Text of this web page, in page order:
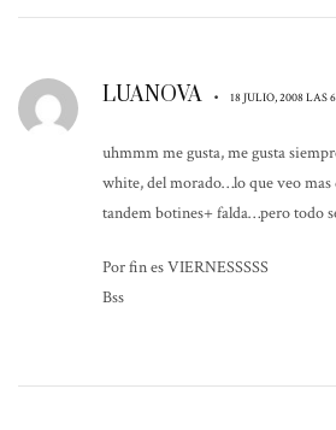
LUANOVA • 18 JULIO, 2008 LAS
uhmmm me gusta, me gusta
white, del morado…lo que veo
tandem botines+ falda…pero todo
Por fin es VIERNESSSSS
Bss